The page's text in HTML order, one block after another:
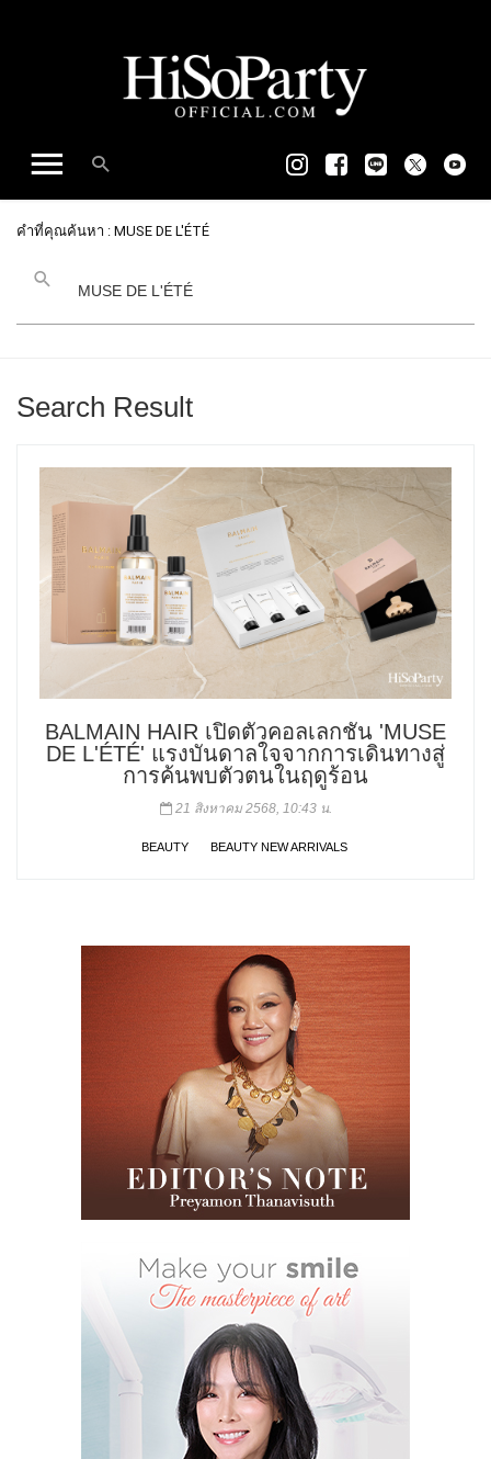
คำที่คุณค้นหา : MUSE DE L'ÉTÉ
Search Result
BALMAIN HAIR เปิดตัวคอลเลกชัน 'MUSE
DE L'ÉTÉ' แรงบันดาลใจจากการเดินทางสู่
การค้นพบตัวตนในฤดูร้อน
21 สิงหาคม 2568, 10:43 น.
BEAUTY BEAUTY NEW ARRIVALS